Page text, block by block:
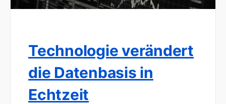
Technologie verändert
die Datenbasis in
Echtzeit